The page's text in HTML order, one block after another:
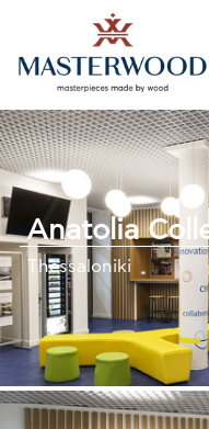
Anatolia
Thessaloniki